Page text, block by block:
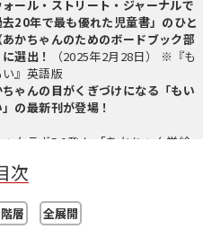
ール・ストリート・ジャーナルで
去20年で最も優れた児童書」のひと
かちゃんのためのボードブック部
選出！
（2025年2月28日） ※『も
い』英語版
ちゃんの目がくぎづけになる「もい
の最新刊が登場！
ゃんラボ5.0発！ 「あかちゃん学絵
っと見つめる」「泣いている子も見
ミで大人気の「もいもい」が、鳥や
次
層 全展開